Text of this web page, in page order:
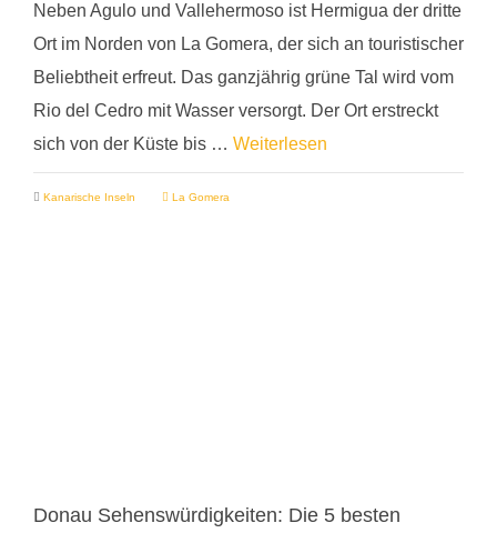
Neben Agulo und Vallehermoso ist Hermigua der dritte
Ort im Norden von La Gomera, der sich an touristischer
Beliebtheit erfreut. Das ganzjährig grüne Tal wird vom
Rio del Cedro mit Wasser versorgt. Der Ort erstreckt
sich von der Küste bis … Weiterlesen
Kanarische Inseln La Gomera
Donau Sehenswürdigkeiten: Die 5 besten